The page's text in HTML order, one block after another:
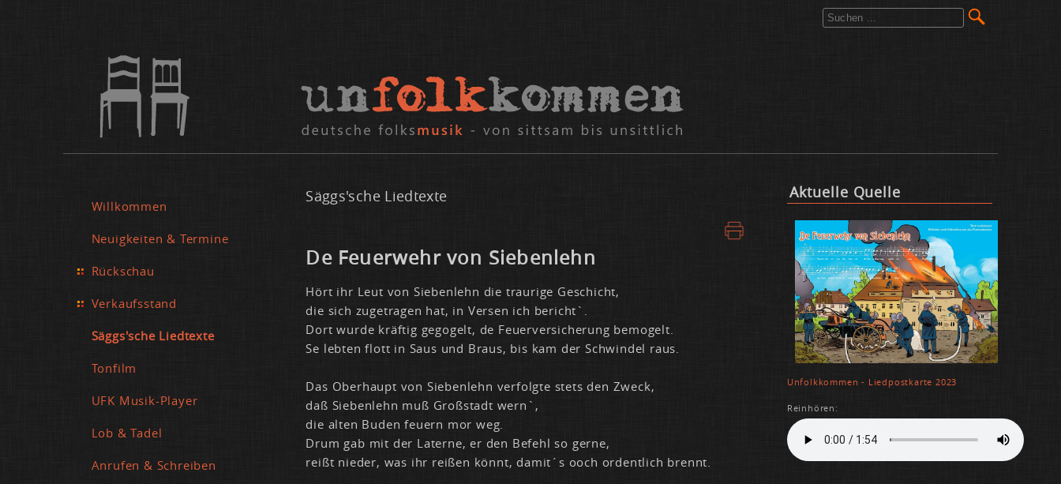
Willkommen
Neuigkeiten & Termine
Rückschau
Verkaufsstand
Säggs'sche Liedtexte
Tonfilm
UFK Musik-Player
Lob & Tadel
Anrufen & Schreiben
Säggs'sche Liedtexte
De Feu­er­wehr von Sie­ben­lehn
Hört ihr Leut von Sie­ben­lehn die trau­ri­ge Ge­schicht,
die sich zu­ge­tra­gen hat, in Ver­sen ich be­richt`.
Dort wur­de kräf­tig ge­go­gelt, de Feu­er­ver­si­che­rung be­mo­gelt.
Se leb­ten flott in Saus und Braus, bis kam der Schwin­del raus.
Das Ober­haupt von Sie­ben­lehn ver­folg­te stets den Zweck,
daß Sie­ben­lehn muß Gro­ß­stadt wern`,
die al­ten Bu­den feu­ern mor weg.
Drum gab mit der La­ter­ne, er den Be­fehl so ger­ne,
rei­ßt nie­der, was ihr rei­ßen könnt, da­mit´s ooch or­dent­lich brennt.
Ak­tu­el­le Quel­le
Un­folk­kom­men - Lied­post­kar­te 2023
Rein­hö­ren: